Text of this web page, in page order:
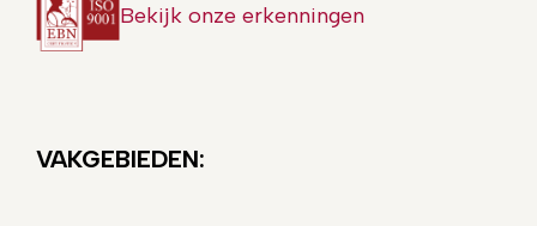
Bekijk onze erkenningen
VAKGEBIEDEN: